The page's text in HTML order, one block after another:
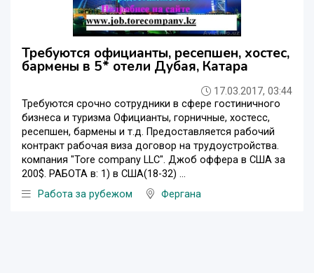
Требуются официанты, ресепшен, хостес,
бармены в 5* отели Дубая, Катара
17.03.2017, 03:44
Требуются cрочно сотрудники в сфере гостиничного
бизнеса и туризма Официанты, горничные, хостесс,
ресепшен, бармены и т.д. Предоставляется рабочий
контракт рабочая виза договор на трудоустройства.
компания "Tore company LLC". Джоб оффера в США за
200$. РАБОТА в: 1) в США(18-32) ...
Работа за рубежом
Фергана